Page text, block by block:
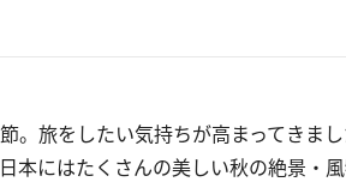
旅をしたい気持ちが高まってきまし
本にはたくさんの美しい秋の絶景・